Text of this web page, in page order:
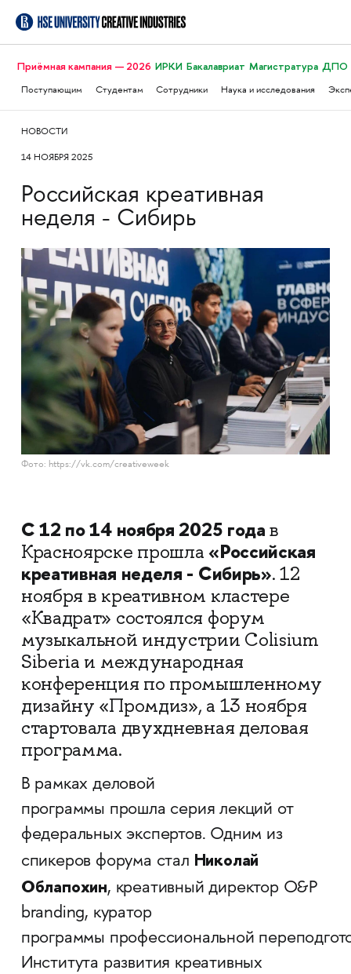
Приёмная кампания — 2026 ИРКИ Бакалавриат Магистратура ДПО
Поступающим Студентам Сотрудники Наука и исследования
НОВОСТИ
14 НОЯБРЯ 2025
Российская креативная
неделя - Сибирь
Фото: https://vk.com/creativeweek
С 12 по 14 ноября 2025 года в
Красноярске прошла«Российская
креативная неделя - Сибирь». 12
ноября в креативном кластере
«Квадрат» состоялся форум
музыкальной индустрии Colisium
Siberia и международная
конференция по промышленному
дизайну «Промдиз», а 13 ноября
стартовала двухдневная деловая
программа.
В рамках деловой
программы прошла серия лекций от
федеральных экспертов. Одним из
спикеров форума стал Николай
Облапохин, креативный директор O&P
branding, куратор
программы профессиональной
Института развития креативных